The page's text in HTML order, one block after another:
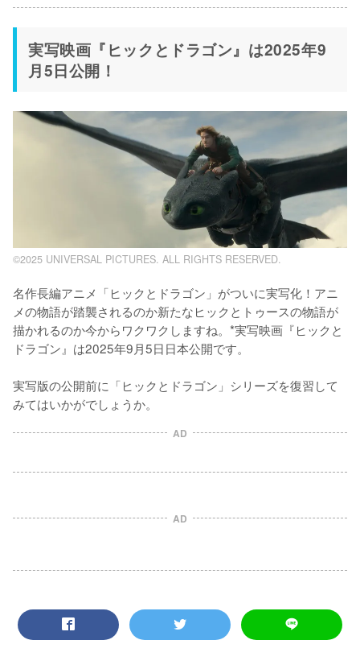
実写映画『ヒックとドラゴン』は2025年9
月5日公開！
©2025 UNIVERSAL PICTURES. ALL RIGHTS RESERVED.
名作長編アニメ「ヒックとドラゴン」がついに実写化！アニ
メの物語が踏襲されるのか新たなヒックとトゥースの物語が
描かれるのか今からワクワクしますね。*実写映画『ヒックと
ドラゴン』は2025年9月5日日本公開です。
実写版の公開前に「ヒックとドラゴン」シリーズを復習して
みてはいかがでしょうか。
AD
AD